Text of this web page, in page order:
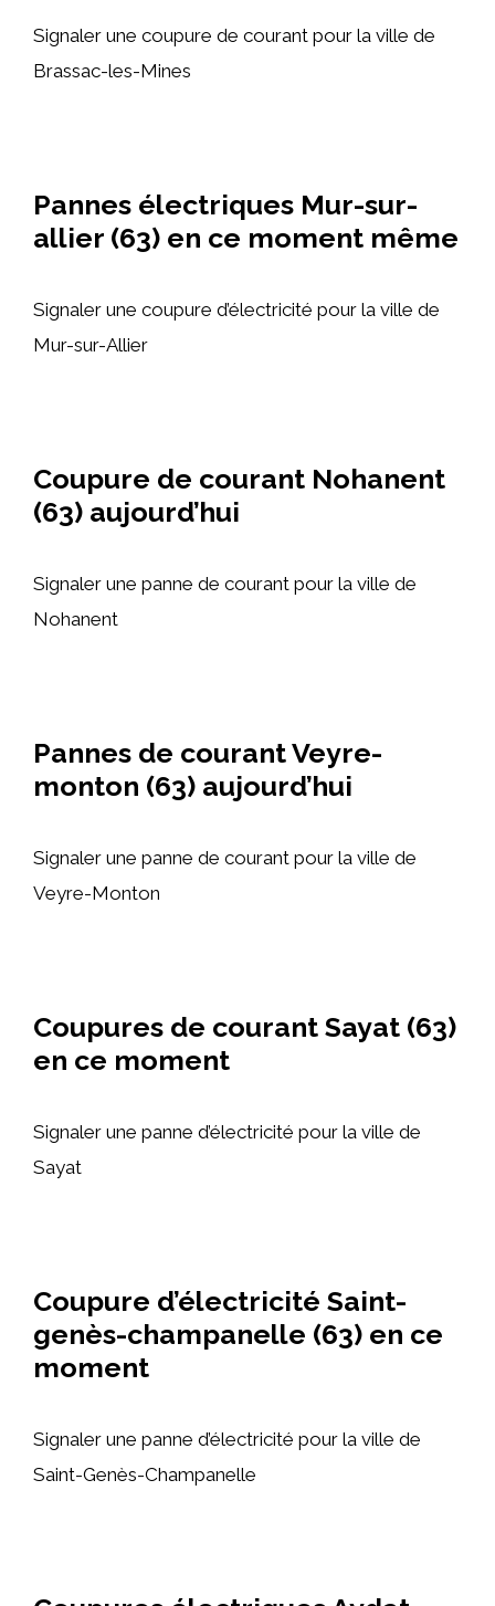
Signaler une coupure de courant pour la ville de
Brassac-les-Mines
Pannes électriques Mur-sur-
allier (63) en ce moment même
Signaler une coupure d’électricité pour la ville de
Mur-sur-Allier
Coupure de courant Nohanent
(63) aujourd’hui
Signaler une panne de courant pour la ville de
Nohanent
Pannes de courant Veyre-
monton (63) aujourd’hui
Signaler une panne de courant pour la ville de
Veyre-Monton
Coupures de courant Sayat (63)
en ce moment
Signaler une panne d’électricité pour la ville de
Sayat
Coupure d’électricité Saint-
genès-champanelle (63) en ce
moment
Signaler une panne d’électricité pour la ville de
Saint-Genès-Champanelle